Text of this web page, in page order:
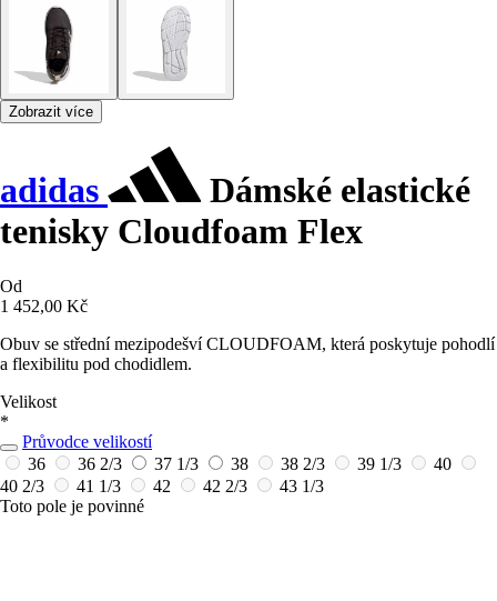
Zobrazit více
adidas
Dámské elastické
tenisky Cloudfoam Flex
Od
1 452,00 Kč
Obuv se střední mezipodešví CLOUDFOAM, která poskytuje pohodlí
a flexibilitu pod chodidlem.
Velikost
*
Průvodce velikostí
36
36 2/3 37 1/3 38 38 2/3 39 1/3
40
40 2/3
41 1/3 42 42 2/3
43 1/3
Toto pole je povinné